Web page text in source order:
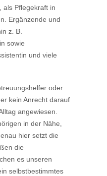
als Pflegekraft in
Ergänzende und
z. B.
sowie
und viele
oder
kein Anrecht darauf
angewiesen.
in der Nähe,
hier setzt die
die
es unseren
selbstbestimmtes